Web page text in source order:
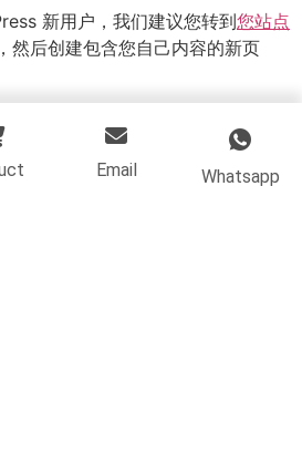
新用户，我们建议您转到您站点
然后创建包含您自己内容的新页
Email Whatsapp